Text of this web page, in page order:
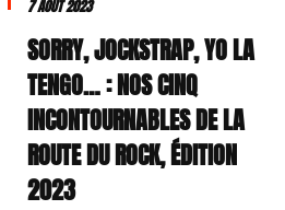
7 AOÛT 2023
SORRY, JOCKSTRAP, YO LA
TENGO… : NOS CINQ
INCONTOURNABLES DE LA
ROUTE DU ROCK, ÉDITION
2023